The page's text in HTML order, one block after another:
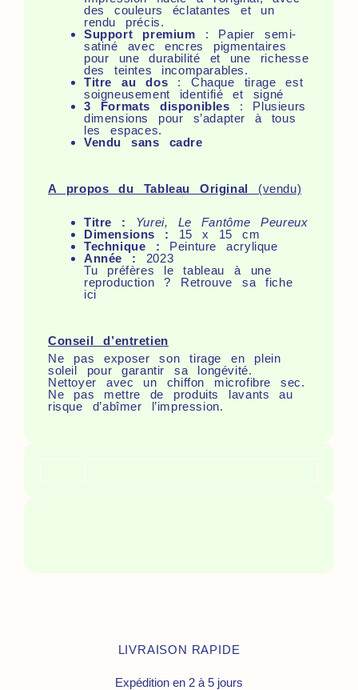
des couleurs éclatantes et un
rendu précis.
Support premium : Papier semi-
satiné avec encres pigmentaires
pour une durabilité et une richesse
des teintes incomparables.
Titre au dos : Chaque tirage est
soigneusement identifié et signé
3 Formats disponibles : Plusieurs
dimensions pour s’adapter à tous
les espaces.
Vendu sans cadre
A propos du Tableau Original (vendu)
Titre :
Yurei, Le Fantôme Peureux
Dimensions :
15 x 15 cm
Technique : Peinture acrylique
Année :
2023
Tu préfères le tableau à une
reproduction ? Retrouve sa fiche
ici
Conseil d’entretien
Ne pas exposer son tirage en plein
soleil pour garantir sa longévité.
Nettoyer avec un chiffon microfibre sec.
Ne pas mettre de produits lavants au
risque d’abîmer l’impression.
LIVRAISON RAPIDE
Expédition en 2 à 5 jours